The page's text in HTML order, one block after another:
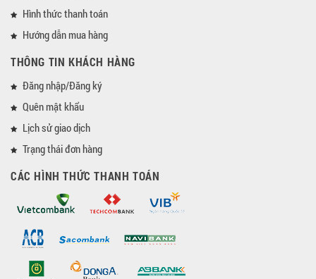
Hình thức thanh toán
Hướng dẫn mua hàng
THÔNG TIN KHÁCH HÀNG
Đăng nhập/Đăng ký
Quên mật khẩu
Lịch sử giao dịch
Trạng thái đơn hàng
CÁC HÌNH THỨC THANH TOÁN